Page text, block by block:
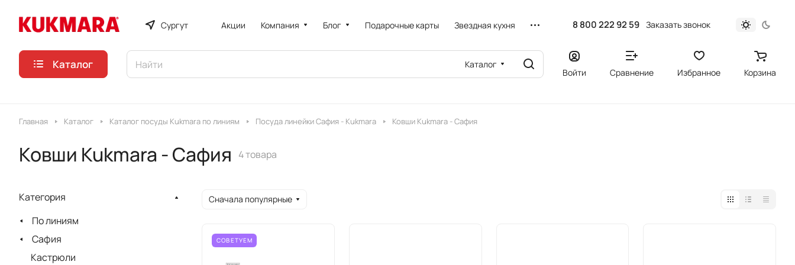
Сургут Акции Компания Блог Подарочные карты Звездная кухня 8 800 222 92 59 Заказать звонок
Каталог Каталог
Войти Сравнение Избранное Корзина
Главная Каталог Каталог посуды Kukmara по линиям Посуда линейки Сафия - Kukmara Ковши Kukmara - Сафия
Ковши Kukmara - Сафия 4 товара
Сначала популярные
СОВЕТУЕМ
Категория
По линиям
Сафия
Кастрюли